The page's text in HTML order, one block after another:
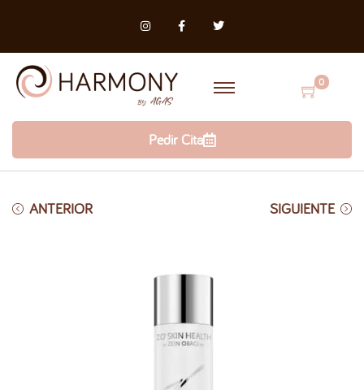
0
Pedir Cita
ANTERIOR SIGUIENTE